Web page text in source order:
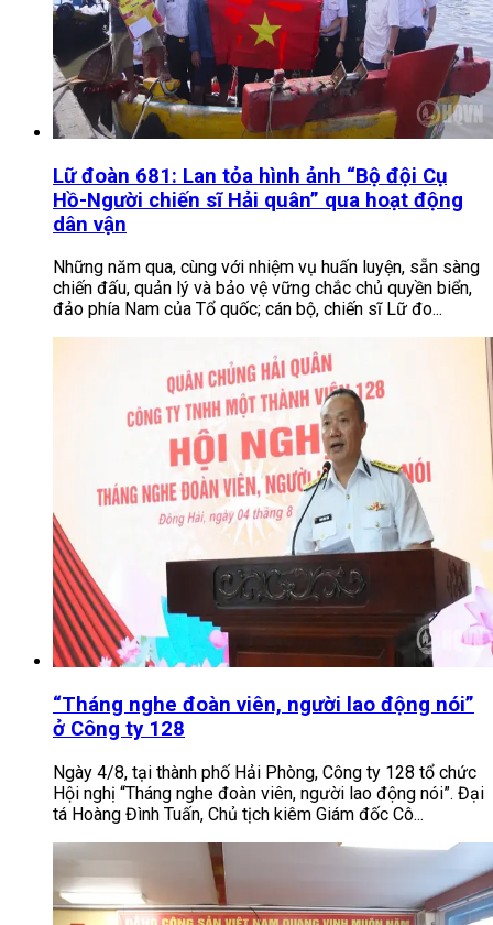
Lữ đoàn 681: Lan tỏa hình ảnh “Bộ đội Cụ
Hồ-Người chiến sĩ Hải quân” qua hoạt động
dân vận
Những năm qua, cùng với nhiệm vụ huấn luyện, sẵn sàng
chiến đấu, quản lý và bảo vệ vững chắc chủ quyền biển,
đảo phía Nam của Tổ quốc; cán bộ, chiến sĩ Lữ đo...
“Tháng nghe đoàn viên, người lao động nói”
ở Công ty 128
Ngày 4/8, tại thành phố Hải Phòng, Công ty 128 tổ chức
Hội nghị “Tháng nghe đoàn viên, người lao động nói”. Đại
tá Hoàng Đình Tuấn, Chủ tịch kiêm Giám đốc Cô...